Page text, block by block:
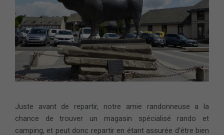
Juste avant de repartir, notre amie randonneuse a la
chance de trouver un magasin spécialisé rando et
camping, et peut donc repartir en étant assurée d’être bien